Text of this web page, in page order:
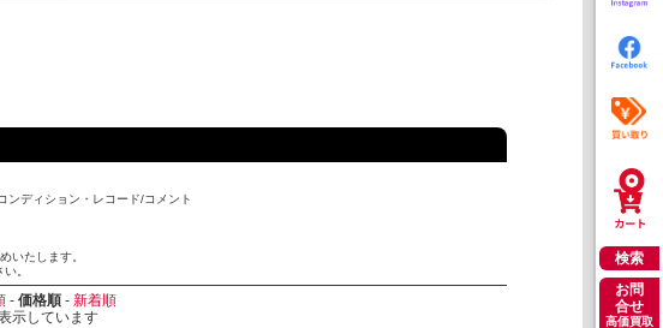
検索
お問
合せ
高価買取
ンディション・レコード/コメント
いたします。
。
- 価格順- 新着順
示しています